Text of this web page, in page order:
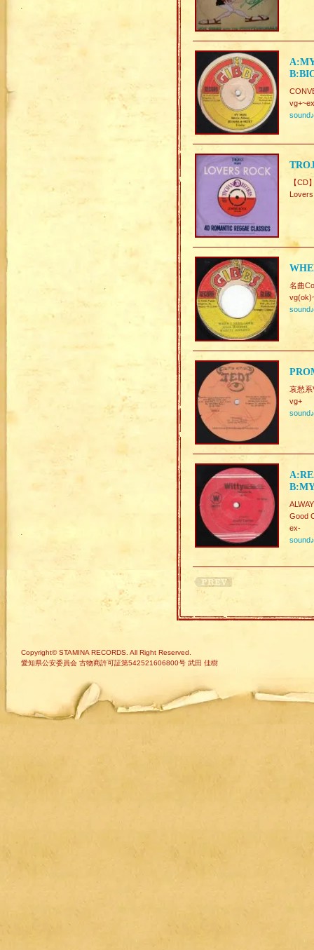
sound♪
【CD
名曲
sound♪
哀愁系
vg+
sound♪
Good
ex-
sound♪
Copyright© STAMINA RECORDS. All Right Reserved.
愛知県公安委員会 古物商許可証第542521606800号 武田 佳樹